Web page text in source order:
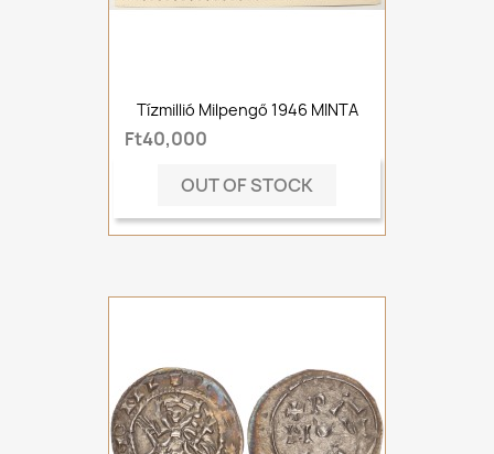
Tízmillió Milpengő 1946 MINTA
Ft40,000
OUT OF STOCK